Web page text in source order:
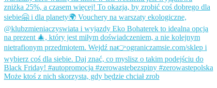
Może ktoś z nich skorzysta, gdy będzie chciał zrob